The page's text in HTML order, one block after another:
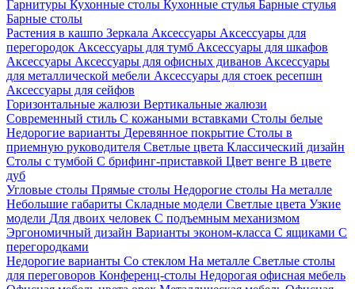
Гарнитуры Кухонные столы Кухонные стулья Барные стулья
Барные столы
Растения в кашпо Зеркала Аксессуары Аксессуары для
перегородок Аксессуары для тумб Аксессуары для шкафов
Аксессуары Аксессуары для офисных диванов Аксессуары
для металлической мебели Аксессуары для стоек ресепшн
Аксессуары для сейфов
Горизонтальные жалюзи Вертикальные жалюзи
Современный стиль С кожаными вставками Столы белые
Недорогие варианты Деревянное покрытие Столы в
приемную руководителя Светлые цвета Классический дизайн
Столы с тумбой С брифинг-приставкой Цвет венге В цвете
дуб
Угловые столы Прямые столы Недорогие столы На металле
Небольшие габариты Складные модели Светлые цвета Узкие
модели Для двоих человек С подъемным механизмом
Эргономичный дизайн Варианты эконом-класса С ящиками С
перегородками
Недорогие варианты Со стеклом На металле Светлые столы
для переговоров Конференц-столы Недорогая офисная мебель